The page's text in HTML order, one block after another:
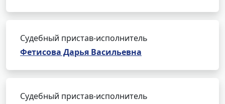
Судебный пристав-исполнитель
Фетисова Дарья Васильевна
Судебный пристав-исполнитель